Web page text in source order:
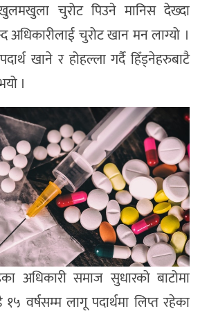
चुरोट पिउने मानिस देख्दा
अधिकारीलाई चुरोट खान मन लाग्यो ।
खाने र होहल्ला गर्दै हिँड्नेहरुबाटै
।
अधिकारी समाज सुधारको बाटोमा
वर्षसम्म लागू पदार्थमा लिप्त रहेका